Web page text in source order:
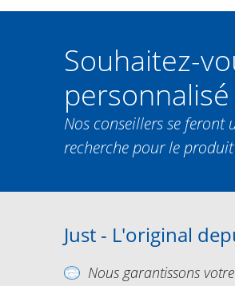
Souhaitez-
personnalisé
Nos conseillers se
recherche pour le
Just - L'original
Nous garantissons